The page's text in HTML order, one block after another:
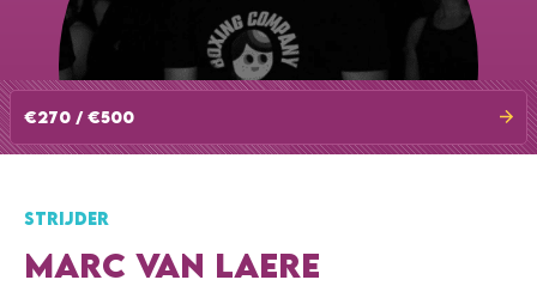
€270 / €500
STRIJDER
MARC VAN LAERE